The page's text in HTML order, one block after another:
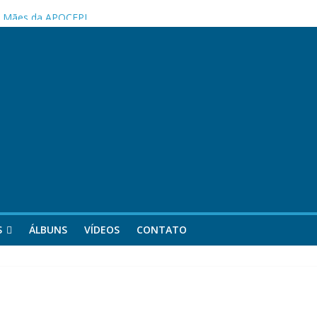
da APOCEPI
ÁLBUNS VÍDEOS CONTATO